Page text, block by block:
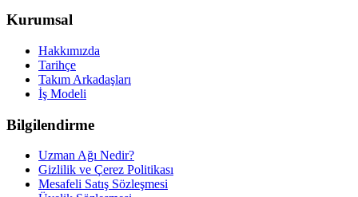
Kurumsal
Hakkımızda
Tarihçe
Takım Arkadaşları
İş Modeli
Bilgilendirme
Uzman Ağı Nedir?
Gizlilik ve Çerez Politikası
Mesafeli Satış Sözleşmesi